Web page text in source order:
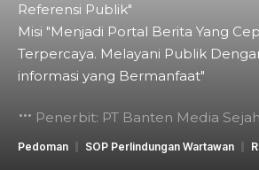
Referensi Publik"
Misi "Menjadi Portal Berita Yang
Terpercaya. Melayani Publik
informasi yang Bermanfaat"
Penerbit: PT Banten Media
Pedoman SOP Perlindungan Wartawan